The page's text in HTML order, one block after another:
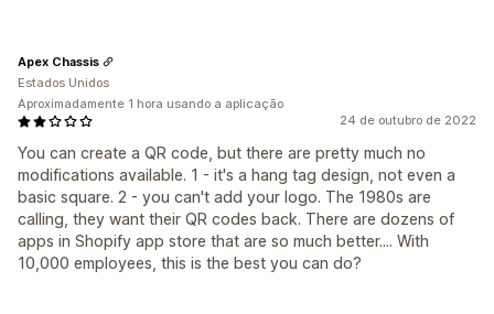
24 de outubro de 2022
You can create a QR code, but there are pretty much no
modifications available. 1 - it's a hang tag design, not even a
basic square. 2 - you can't add your logo. The 1980s are
calling, they want their QR codes back. There are dozens of
apps in Shopify app store that are so much better.... With
10,000 employees, this is the best you can do?
Apex Chassis
Estados Unidos
Aproximadamente 1 hora usando a aplicação